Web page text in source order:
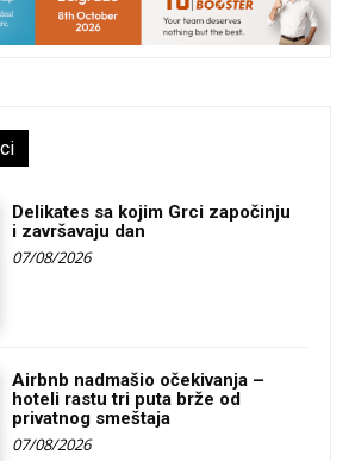
Delikates sa kojim Grci započinju
i završavaju dan
07/08/2026
Airbnb nadmašio očekivanja –
hoteli rastu tri puta brže od
privatnog smeštaja
07/08/2026